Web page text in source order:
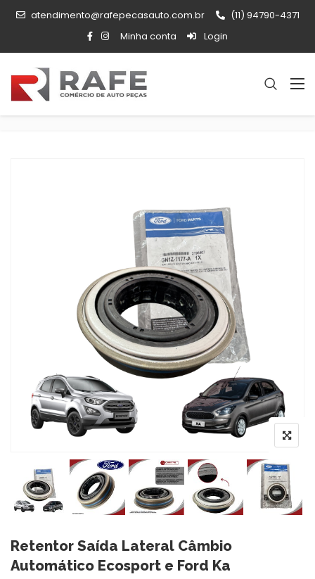
atendimento@rafepecasauto.com.br
(11) 94790-4371
Minha conta
Login
Retentor Saída Lateral Câmbio
Automático Ecosport e Ford Ka